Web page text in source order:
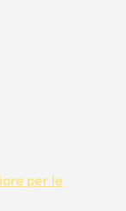
per le